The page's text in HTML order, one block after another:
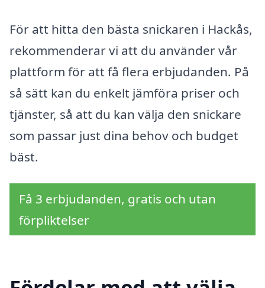
För att hitta den bästa snickaren i Hackås,
rekommenderar vi att du använder vår
plattform för att få flera erbjudanden. På
så sätt kan du enkelt jämföra priser och
tjänster, så att du kan välja den snickare
som passar just dina behov och budget
bäst.
Få 3 erbjudanden, gratis och utan
förpliktelser